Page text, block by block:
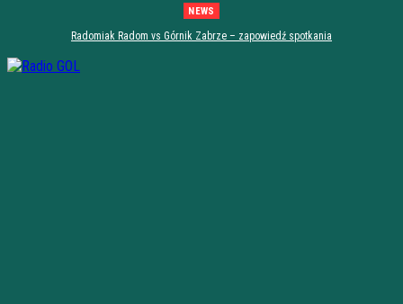
NEWS
Radomiak Radom vs Górnik Zabrze – zapowiedź spotkania